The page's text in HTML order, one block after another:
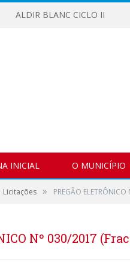
ALDIR BLANC CICLO II
INICIAL O MUNICÍPIO
Licitações » PREGÃO
Nº 030/2017